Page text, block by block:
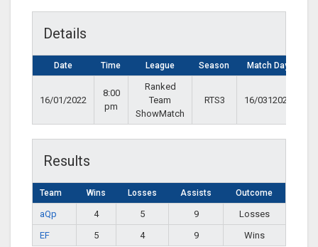
Details
Date Time League Season Match Day
16/01/2022
8:00
pm
Ranked
Team
ShowMatch
RTS3 16/0312022
Results
Team Wins Losses Assists Outcome
aQp 4 5 9
Losses
EF
5 4 9 Wins